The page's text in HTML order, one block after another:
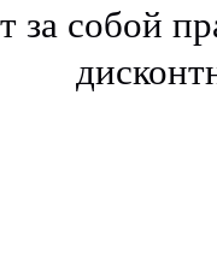
за собой